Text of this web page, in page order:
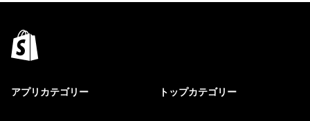
アプリカテゴリー トップカテゴリー